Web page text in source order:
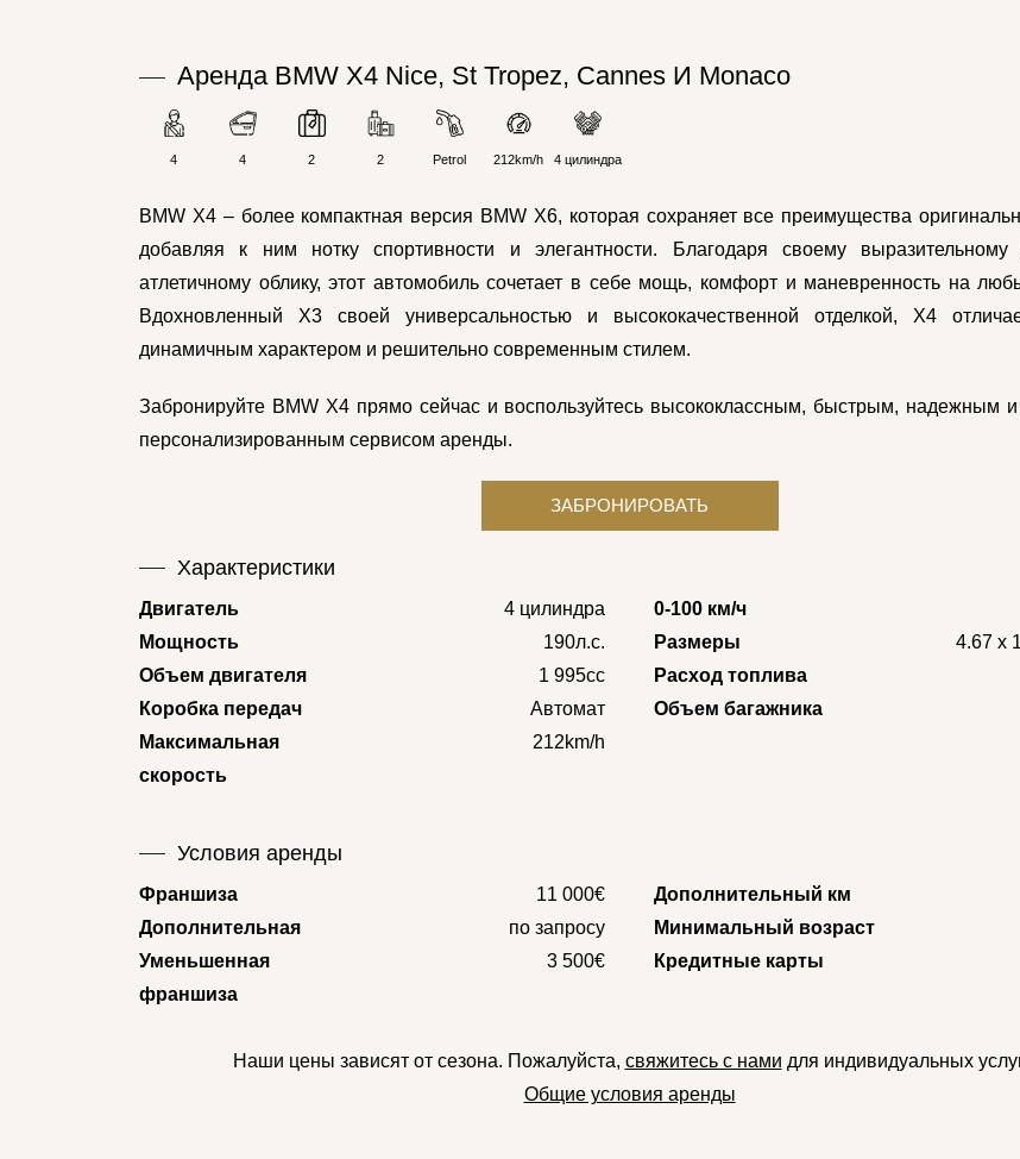
Аренда BMW X4 Nice, St Tropez, Cannes И Monaco
4 4 2 2 Petrol 212km/h 4 цилиндра
BMW X4 – более компактная версия BMW X6, которая сохраняет все преимущества
добавляя к ним нотку спортивности и элегантности. Благодаря своему
атлетичному облику, этот автомобиль сочетает в себе мощь, комфорт и маневренность на
Вдохновленный X3 своей универсальностью и высококачественной отделкой, X4
динамичным характером и решительно современным стилем.
Забронируйте BMW X4 прямо сейчас и воспользуйтесь высококлассным, быстрым, надежным
персонализированным сервисом аренды.
Характеристики
Двигатель
4 цилиндра
Мощность
190л.с.
Объем двигателя
1 995cc
Коробка передач
Автомат
Максимальная
скорость
212km/h
0-100 км/ч
Размеры
4.67 x
Расход топлива
Объем багажника
Условия аренды
Франшиза
11 000€
Дополнительная
по запросу
Уменьшенная
франшиза
3 500€
Дополнительный км
Минимальный возраст
Кредитные карты
Наши цены зависят от сезона. Пожалуйста, свяжитесь с нами для индивидуальных
Общие условия аренды